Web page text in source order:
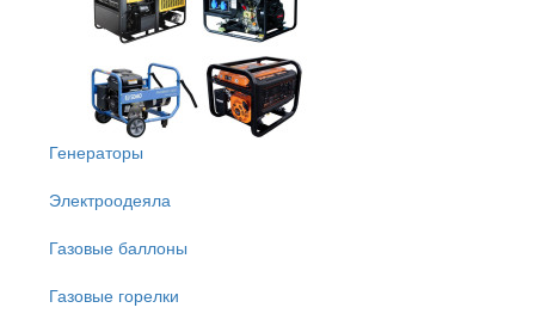
Генераторы
Электроодеяла
Газовые баллоны
Газовые горелки